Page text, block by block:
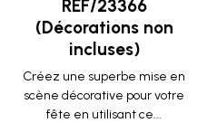
REF/23366
(Décorations non
incluses)
Créez une superbe mise en
scène décorative pour votre
fête en utilisant ce...